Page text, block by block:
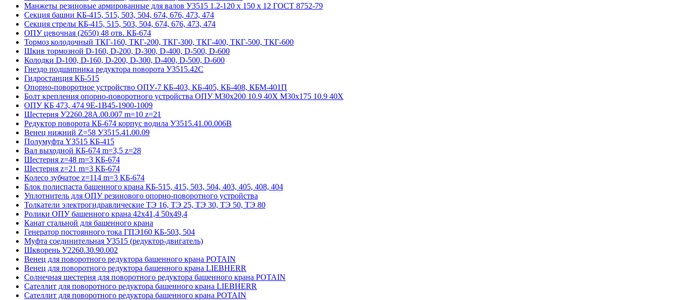
Манжеты резиновые армированные для валов У3515 1.2-120 x 150 x 12 ГОСТ 8752-79
Секция башни КБ-415, 515, 503, 504, 674, 676, 473, 474
Секция стрелы КБ-415, 515, 503, 504, 674, 676, 473, 474
ОПУ цевочная (2650) 48 отв. КБ-674
Тормоз колодочный ТКГ-160, ТКГ-200, ТКГ-300, ТКГ-400, ТКГ-500, ТКГ-600
Шкив тормозной D-160, D-200, D-300, D-400, D-500, D-600
Колодки D-100, D-160, D-200, D-300, D-400, D-500, D-600
Гнездо подшипника редуктора поворота У3515.42С
Гидростанция КБ-515
Опорно-поворотное устройство ОПУ-7 КБ-403, КБ-405, КБ-408, КБМ-401П
Болт крепления опорно-поворотного устройства ОПУ М30х200 10.9 40Х М30х175 10.9 40Х
ОПУ КБ 473, 474 9E-1B45-1900-1009
Шестерня У2260.28А.00.007 m=10 z=21
Редуктор поворота КБ-674 корпус водила У3515.41.00.006В
Венец нижний Z=58 У3515.41.00.09
Полумуфта Y3515 КБ-415
Вал выходной КБ-674 m=3,5 z=28
Шестерня z=48 m=3 КБ-674
Шестерня z=21 m=3 КБ-674
Колесо зубчатое z=114 m=3 КБ-674
Блок полиспаста башенного крана КБ-515, 415, 503, 504, 403, 405, 408, 404
Уплотнитель для ОПУ резинового опорно-поворотного устройства
Толкатели электрогидравлические ТЭ 16, ТЭ 25, ТЭ 30, ТЭ 50, ТЭ 80
Ролики ОПУ башенного крана 42х41,4 50х49,4
Канат стальной для башенного крана
Генератор постоянного тока ГПЭ160 КБ-503, 504
Муфта соединительная У3515 (редуктор-двигатель)
Шкворень У2260.30.90.002
Венец для поворотного редуктора башенного крана POTAIN
Венец для поворотного редуктора башенного крана LIEBHERR
Солнечная шестерня для поворотного редуктора башенного крана POTAIN
Сателлит для поворотного редуктора башенного крана LIEBHERR
Сателлит для поворотного редуктора башенного крана POTAIN